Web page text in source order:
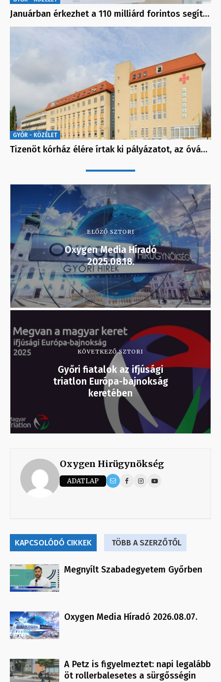
Januárban érkezhet a 110 milliárd forintos segít…
GYŐR - KÖZÉLET
Tizenöt kórház élére írtak ki pályázatot, az óvá…
ELŐZŐ SZTORI
Oxygen Media Híradó
2025.08.18.
KÖVETKEZŐ SZTORI
Győri fiatalok az ifjúsági
triatlon Európa-bajnokság
keretében
Oxygen Hirügynökség
ADATLAP
KAPCSOLÓDÓ CIKKEK TÖBB A SZERZŐTŐL
Megnyílt Szabadegyetem Győrben
Oxygen Media Híradó 2026.08.07.
A Petz is figyelmeztet: napi legalább
öt rollerbalesetes a sürgősségin